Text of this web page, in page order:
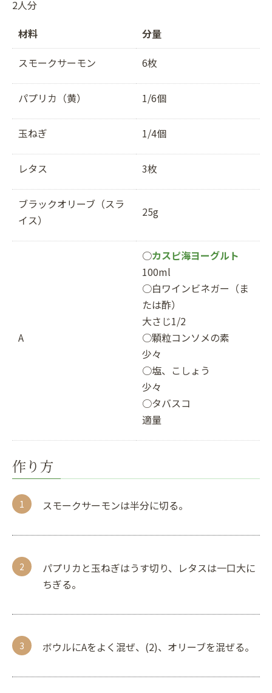
2人分
材料
分量
スモークサーモン
6枚
パプリカ（黄） 1/6個
玉ねぎ 1/4個
レタス 3枚
ブラックオリーブ（スラ
イス）
25g
A
○カスピ海ヨーグルト
100ml
○白ワインビネガー（ま
たは酢）
大さじ1/2
○顆粒コンソメの素
少々
○塩、こしょう
少々
○タバスコ
適量
作り方
スモークサーモンは半分に切る。
パプリカと玉ねぎはうす切り、レタスは一口大に
ちぎる。
ボウルにAをよく混ぜ、(2)、オリーブを混ぜる。